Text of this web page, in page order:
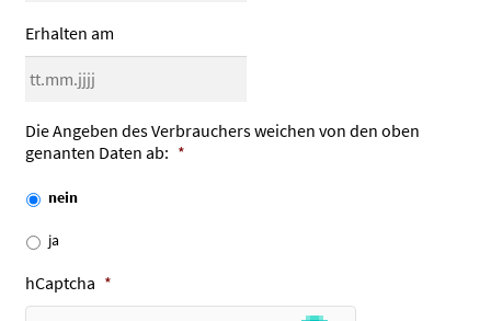
Punkt
MM
JJJJ
Erhalten am
Punkt
MM
Punkt
Die Angeben des Verbrauchers weichen von den oben
genanten Daten ab: *
nein
ja
hCaptcha *